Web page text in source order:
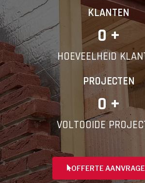
KLANTEN
0 +
HOEVEELHEID
PROJECTEN
0 +
VOLTOOIDE
OFFERTE